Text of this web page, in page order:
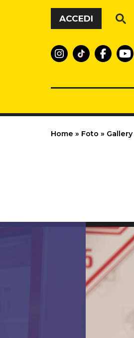
Vai al contenuto
ACCEDI
Home » Foto » Gallery